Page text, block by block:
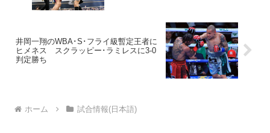
井岡一翔のWBA･S･フライ級暫定王者に
ヒメネス スクラッピー･ラミレスに3-0
判定勝ち
ホーム 試合情報(日本語)